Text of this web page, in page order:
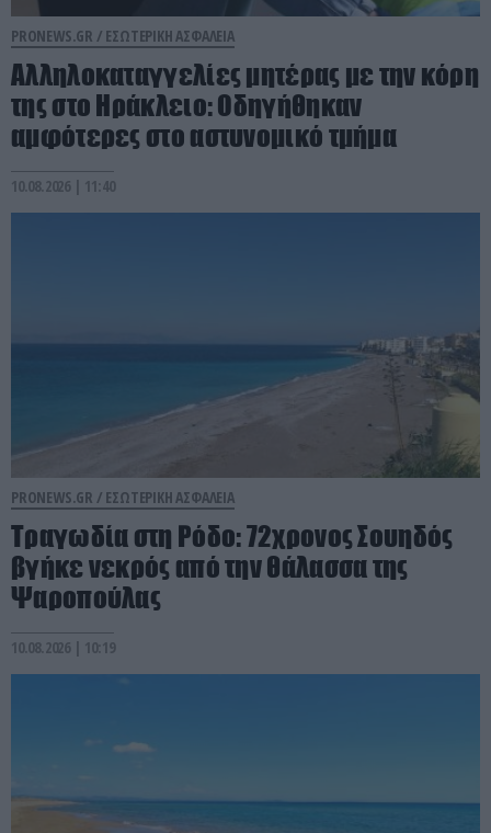
PRONEWS.GR / ΕΣΩΤΕΡΙΚΗ ΑΣΦΑΛΕΙΑ
Αλληλοκαταγγελίες μητέρας με την κόρη
της στο Ηράκλειο: Οδηγήθηκαν
αμφότερες στο αστυνομικό τμήμα
10.08.2026 | 11:40
PRONEWS.GR / ΕΣΩΤΕΡΙΚΗ ΑΣΦΑΛΕΙΑ
Τραγωδία στη Ρόδο: 72χρονος Σουηδός
βγήκε νεκρός από την θάλασσα της
Ψαροπούλας
10.08.2026 | 10:19